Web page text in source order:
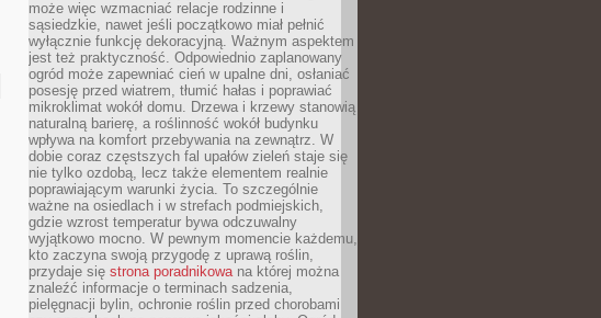
może więc wzmacniać relacje rodzinne i
sąsiedzkie, nawet jeśli początkowo miał pełnić
wyłącznie funkcję dekoracyjną. Ważnym aspektem
jest też praktyczność. Odpowiednio zaplanowany
ogród może zapewniać cień w upalne dni, osłaniać
posesję przed wiatrem, tłumić hałas i poprawiać
mikroklimat wokół domu. Drzewa i krzewy stanowią
naturalną barierę, a roślinność wokół budynku
wpływa na komfort przebywania na zewnątrz. W
dobie coraz częstszych fal upałów zieleń staje się
nie tylko ozdobą, lecz także elementem realnie
poprawiającym warunki życia. To szczególnie
ważne na osiedlach i w strefach podmiejskich,
gdzie wzrost temperatur bywa odczuwalny
wyjątkowo mocno. W pewnym momencie każdemu,
kto zaczyna swoją przygodę z uprawą roślin,
przydaje się strona poradnikowana której można
znaleźć informacje o terminach sadzenia,
pielęgnacji bylin, ochronie roślin przed chorobami